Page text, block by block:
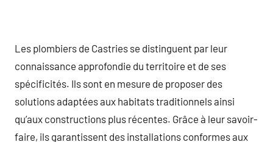
Les plombiers de Castries se distinguent par leur
connaissance approfondie du territoire et de ses
spécificités. Ils sont en mesure de proposer des
solutions adaptées aux habitats traditionnels ainsi
qu’aux constructions plus récentes. Grâce à leur savoir-
faire, ils garantissent des installations conformes aux